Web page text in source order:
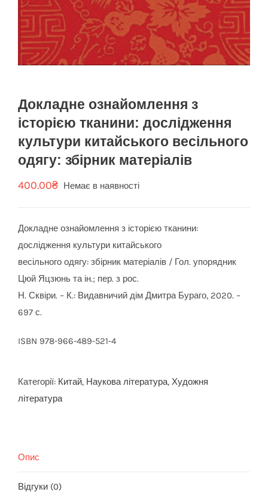
Докладне ознайомлення з
історією тканини: дослідження
культури китайського весільного
одягу: збірник матеріалів
400.00₴ Немає в наявності
Докладне ознайомлення з історією тканини:
дослідження культури китайського
весільного одягу: збірник матеріалів / Гол. упорядник
Цюй Яцзюнь та ін.; пер. з рос.
Н. Сквіри. – К.: Видавничий дім Дмитра Бураго, 2020. –
697 с.
ISBN 978-966-489-521-4
Категорії: Китай, Наукова література, Художня
література
Опис
Відгуки (0)